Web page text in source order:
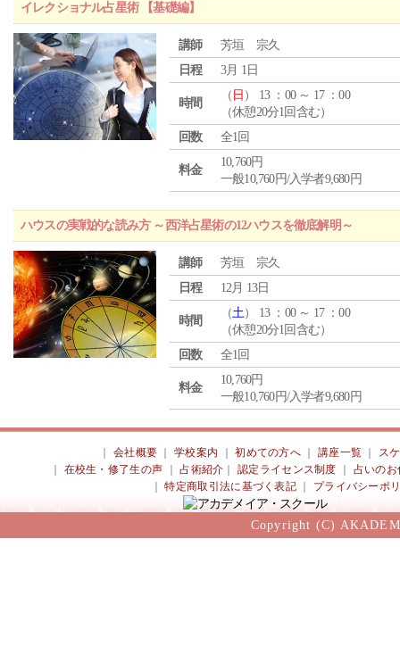
イレクショナル占星術 【基礎編】
講師
芳垣 宗久
日程
3月 1日
時間
（ 日 ） 13 ：00 ～ 17 ：00
（休憩20分1回含む）
回数
全1回
料金
10,760円
一般10,760円/入学者9,680円
ハウスの実戦的な読み方 ～西洋占星術の12ハウスを徹底解明～
講師
芳垣 宗久
日程
12月 13日
時間
（土） 13 ：00 ～ 17 ：00
（休憩20分1回含む）
回数
全1回
料金
10,760円
一般10,760円/入学者9,680円
会社概要 ｜学校案内 ｜初めての方へ 講座一覧
ス
在校生・修了生の声 ｜占術紹介 ｜認定ライセンス制度
占いのお
｜特定商取引法に基づく表記 プライバシーポ
Copyright (C)